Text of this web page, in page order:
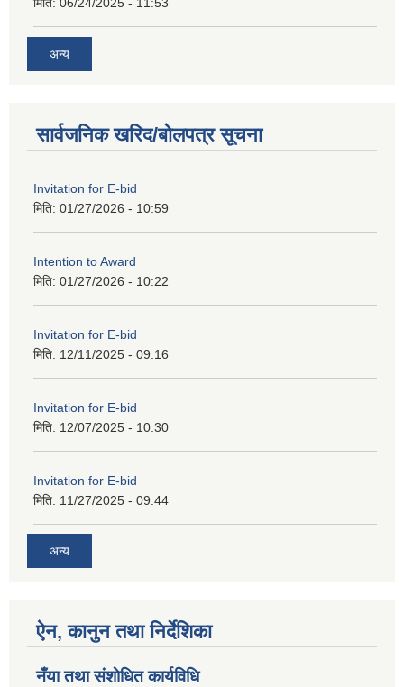
मिति: 06/24/2025 - 11:53
अन्य
सार्वजनिक खरिद/बोलपत्र सूचना
Invitation for E-bid
मिति: 01/27/2026 - 10:59
Intention to Award
मिति: 01/27/2026 - 10:22
Invitation for E-bid
मिति: 12/11/2025 - 09:16
Invitation for E-bid
मिति: 12/07/2025 - 10:30
Invitation for E-bid
मिति: 11/27/2025 - 09:44
अन्य
ऐन, कानुन तथा निर्देशिका
नँया तथा स‌ंशाेधित कार्यविधि